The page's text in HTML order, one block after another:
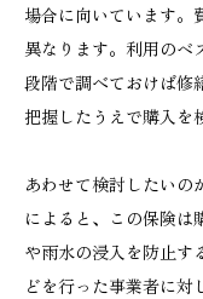
場合に向いています。
異なります。利用のベ
段階で調べておけば修
把握したうえで購入を
あわせて検討したいの
によると、この保険は
や雨水の浸入を防止す
どを行った事業者に